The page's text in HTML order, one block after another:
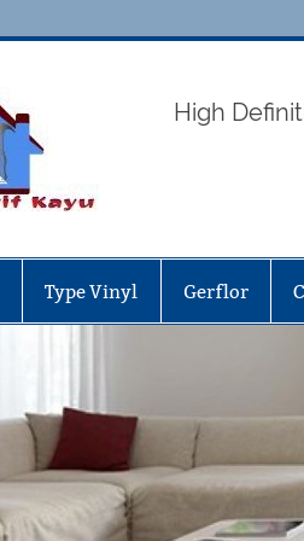
Vinyl
High
Type Vinyl Gerflor